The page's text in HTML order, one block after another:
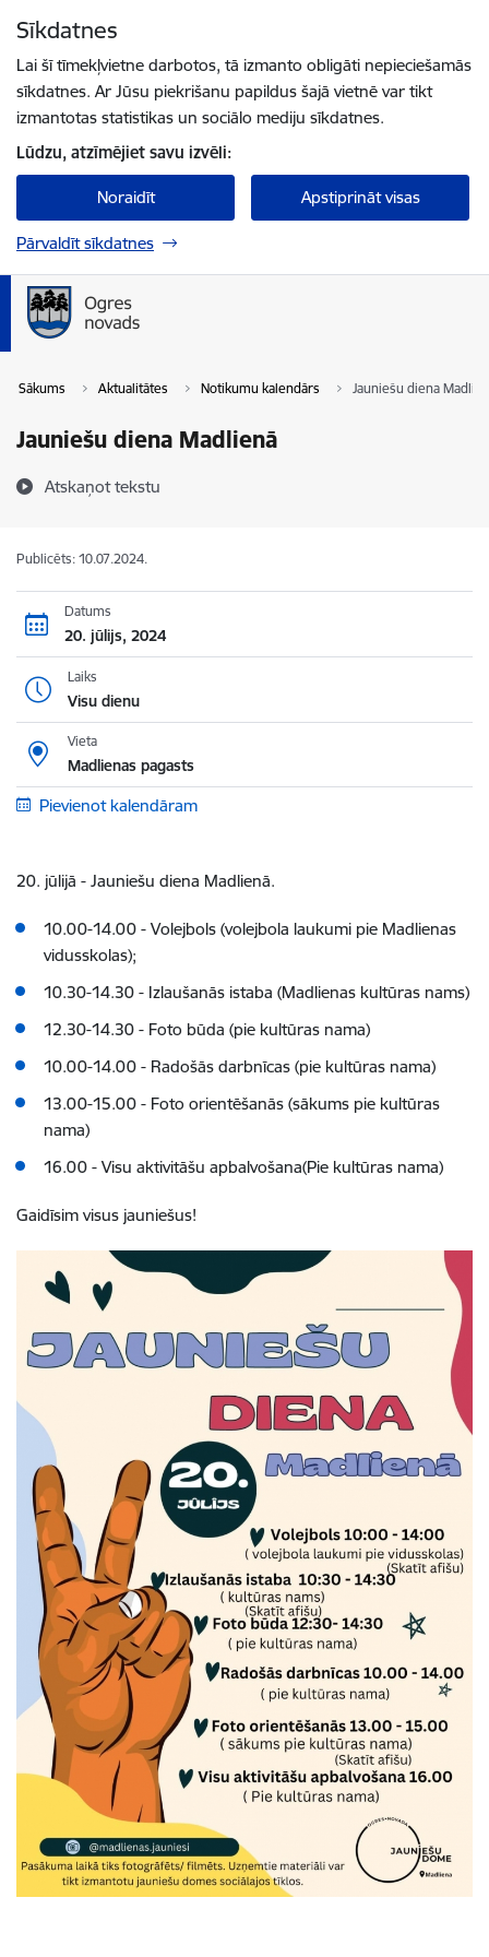
Sīkdatnes
Lai šī tīmekļvietne darbotos, tā izmanto obligāti nepieciešamās
sīkdatnes. Ar Jūsu piekrišanu papildus šajā vietnē var tikt
izmantotas statistikas un sociālo mediju sīkdatnes.
Lūdzu, atzīmējiet savu izvēli:
Noraidīt Apstiprināt visas
Pārvaldīt sīkdatnes
Sākums Aktualitātes Notikumu kalendārs Jauniešu diena
Jauniešu diena Madlienā
Atskaņot tekstu
Publicēts: 10.07.2024.
Datums
20. jūlijs, 2024
Laiks
Visu dienu
Vieta
Madlienas pagasts
Pievienot kalendāram
20. jūlijā - Jauniešu diena Madlienā.
10.00-14.00 - Volejbols (volejbola laukumi pie Madlienas
vidusskolas);
10.30-14.30 - Izlaušanās istaba (Madlienas kultūras nams)
12.30-14.30 - Foto būda (pie kultūras nama)
10.00-14.00 - Radošās darbnīcas (pie kultūras nama)
13.00-15.00 - Foto orientēšanās (sākums pie kultūras
nama)
16.00 - Visu aktivitāšu apbalvošana(Pie kultūras nama)
Gaidīsim visus jauniešus!